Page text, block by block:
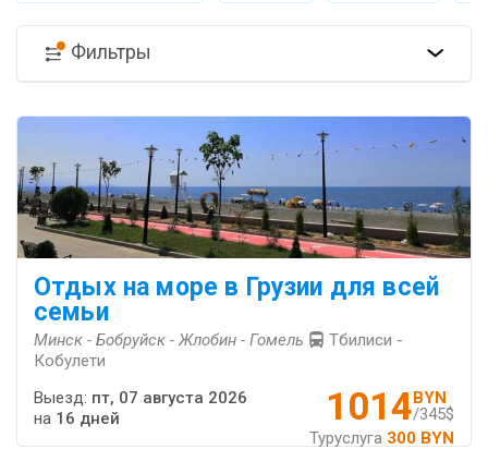
Фильтры
Отдых на море в Грузии для всей
семьи
Минск - Бобруйск - Жлобин - Гомель
Тбилиси -
Кобулети
1014 BYN
/345$
Туруслуга 300 BYN
Выезд: пт, 07 августа 2026
на 16 дней